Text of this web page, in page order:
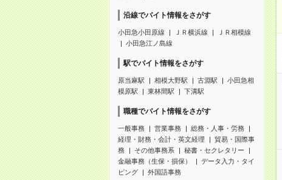
沿線でバイト情報をさがす
小田急小田原線 ＪＲ横浜線
ＪＲ相模線
小田急江ノ島線
駅でバイト情報をさがす
原当麻駅 相模大野駅 古淵駅
小田急相
模原駅
東林間駅 下溝駅
職種でバイト情報をさがす
一般事務 営業事務
総務・人事・労務
経理・財務・会計・英文経理
貿易・国際事
務
その他事務系
秘書・セクレタリー
金融事務（生保・損保）
データ入力・タイ
ピング
外国語事務